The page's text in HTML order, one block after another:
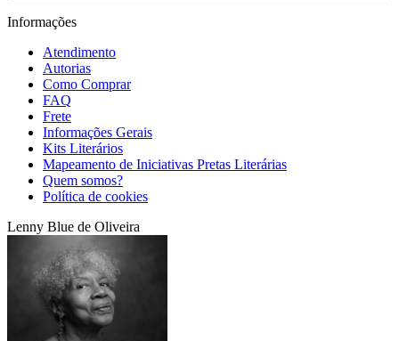
Informações
Atendimento
Autorias
Como Comprar
FAQ
Frete
Informações Gerais
Kits Literários
Mapeamento de Iniciativas Pretas Literárias
Quem somos?
Política de cookies
Lenny Blue de Oliveira